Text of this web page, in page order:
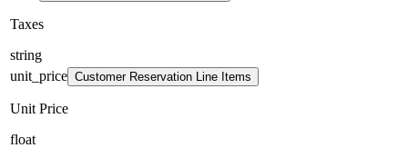
Taxes
string
unit_price Customer Reservation Line Items
Unit Price
float